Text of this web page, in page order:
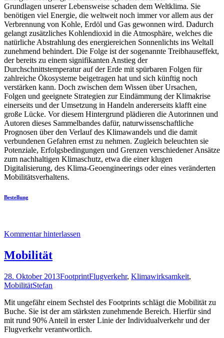
Grundlagen unserer Lebensweise schaden dem Weltklima. Sie
benötigen viel Energie, die weltweit noch immer vor allem aus der
Verbrennung von Kohle, Erdöl und Gas gewonnen wird. Dadurch
gelangt zusätzliches Kohlendioxid in die Atmosphäre, welches die
natürliche Abstrahlung des energiereichen Sonnenlichts ins Weltall
zunehmend behindert. Die Folge ist der sogenannte Treibhauseffekt,
der bereits zu einem signifikanten Anstieg der
Durchschnittstemperatur auf der Erde mit spürbaren Folgen für
zahlreiche Ökosysteme beigetragen hat und sich künftig noch
verstärken kann. Doch zwischen dem Wissen über Ursachen,
Folgen und geeignete Strategien zur Eindämmung der Klimakrise
einerseits und der Umsetzung in Handeln andererseits klafft eine
große Lücke. Vor diesem Hintergrund plädieren die Autorinnen und
Autoren dieses Sammelbandes dafür, naturwissenschaftliche
Prognosen über den Verlauf des Klimawandels und die damit
verbundenen Gefahren ernst zu nehmen. Zugleich beleuchten sie
Potenziale, Erfolgsbedingungen und Grenzen verschiedener Ansätze
zum nachhaltigen Klimaschutz, etwa die einer klugen
Digitalisierung, des Klima-Geoengineerings oder eines veränderten
Mobilitätsverhaltens.
Bestellung
Kommentar hinterlassen
Mobilität
28. Oktober 2013FootprintFlugverkehr, Klimawirksamkeit,
MobilitätStefan
Mit ungefähr einem Sechstel des Footprints schlägt die Mobilität zu
Buche. Sie ist der am stärksten zunehmende Bereich. Hierfür sind
mit rund 90% Anteil in erster Linie der Individualverkehr und der
Flugverkehr verantwortlich.